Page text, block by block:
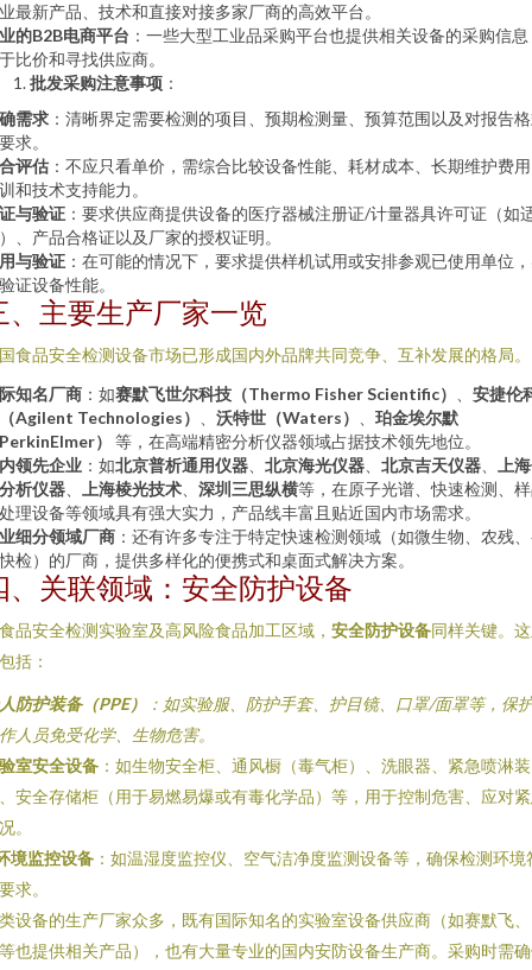
最新产品、技术和直接对接多家厂商的高效平台。
的B2B电商平台 ：一些大型工业品采购平台也提供相关设备的采购信息
比价和寻找供应商。
批发采购注意事项 ：
需求 ：清晰界定需要检测的项目、预期检测量、预算范围以及对报告
求。
评估 ：不应只看单价，需综合比较设备性能、耗材成本、长期维护费
和技术支持能力。
与验证 ：要求供应商提供设备的医疗器械注册证/计量器具许可证（如
、产品合格证以及厂家的授权证明。
与验证 ：在可能的情况下，要求提供样机试用或安排参观已使用单位
证设备性能。
、主要生产厂家一览
食品安全检测设备市场已形成国内外品牌共同竞争、互补发展的格局。
知名厂商 ：如赛默飞世尔科技（Thermo Fisher Scientific）
安捷伦
Agilent Technologies）
沃特世（Waters）
珀金埃尔默
）
等，在高端精密分析仪器领域占据技术领先地位。
领先企业 ：如北京普析通用仪器 北京海光仪器 北京吉天仪器
上
析仪器
上海棱光技术 深圳三思纵横等，在原子光谱、快速检测、
理设备等领域具有强大实力，产品线丰富且贴近国内市场需求。
细分领域厂商 ：还有许多专注于特定快速检测领域（如微生物、农残
检）的厂商，提供多样化的便携式和桌面式解决方案。
、关联领域：安全防护设备
品安全检测实验室及高风险食品加工区域， 安全防护设备同样关键。
括：
防护装备（PPE）
：如实验服、防护手套、护目镜、口罩/面罩等，保
人员免受化学、生物危害。
室安全设备 ：如生物安全柜、通风橱（毒气柜）、洗眼器、紧急喷淋装
安全存储柜（用于易燃易爆或有毒化学品）等，用于控制危害、应对
。
境监控设备 ：如温湿度监控仪、空气洁净度监测设备等，确保检测环境
求。
设备的生产厂家众多，既有国际知名的实验室设备供应商（如赛默飞
也提供相关产品），也有大量专业的国内安防设备生产商。采购时需